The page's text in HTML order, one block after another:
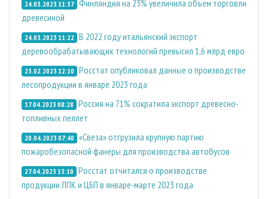
24.03.2023 11:37 Финляндия на 23% увеличила объем торговли
древесиной
24.03.2023 11:22 В 2022 году итальянский экспорт
деревообрабатывающих технологий превысил 1,6 млрд евро
23.02.2023 12:10 Росстат опубликовал данные о производстве
лесопродукции в январе 2023 года
17.04.2023 08:28 Россия на 71% сократила экспорт древесно-
топливных пеллет
20.04.2023 07:40 «Свеза» отгрузила крупную партию
пожаробезопасной фанеры для производства автобусов
27.04.2023 13:10 Росстат отчитался о производстве
продукции ЛПК и ЦБП в январе-марте 2023 года